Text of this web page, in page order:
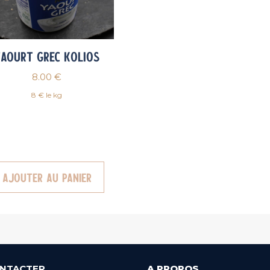
Grec Kolios
8.00€
8 € le kg
Ajouter au panier